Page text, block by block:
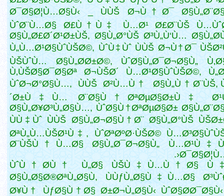
Ø¯Ø§Ø¦Ù…Ø§Ù‹ _ ÙÙŠ Ø¬Ù†Ø¯
ÙˆØ¨Ù…Ø§ Ø£Ù†Ù‡ Ù…Ø¹ Ø£Ø¨ÙŠ
Ø§Ù„Ø£Ø´Ø¹Ø±ÙŠ, Ø§Ù„Ø°ÙŠ Ø³Ù„Ù‘Ù…
Ù„Ù…Ø¹Ø§ÙˆÙŠØ©, ÙˆÙ‡Ùˆ ÙÙŠ Ø¬Ù†Ø¯
ÙŠÙˆÙ… Ø§Ù„Ø­Ø±Ø©, ÙˆØ§Ù„Ø¯Ø¬Ø§Ù„
Ù‚ÙŠØ§Ø¯Ø§Øª Ø¬ÙŠØ´ Ù…Ø¹Ø§ÙˆÙŠØ©,
ÙˆØ¬Ø°Ø§Ù…, ÙÙŠ Ø²Ù…Ù† Ø§Ù„Ù†Ø¨ÙŠ,
´Ø±Ù‡Ù… Ø¨Ø§Ù†ØªØµØ§Ø±Ù‡
Ø§Ù„Ø¥Ø³Ù„Ø§Ù…, ÙˆØ§Ù†ØªØµØ§Ø±
ÙÙ‡Ùˆ ÙÙŠ Ø§Ù„Ø¬Ø§Ù†Ø¨ Ø§Ù„Ø°ÙŠ
ØªÙ„Ù…ÙŠØ¹Ù‡, ÙˆØªØºØ·ÙŠØ©
Ø¨ÙŠÙ†Ù…Ø§ Ø§Ù„Ø¯Ø¬Ø§Ù„
ÙˆÙ†Ø­Ù† Ù„Ø§ ÙŠÙ‡Ù…Ù†Ø§
Ø§Ù„Ø§Ø®ØªÙ„Ø§Ù, ÙÙƒÙ„Ø§Ù‡Ù…Ø§
Ø¥Ù† ÙƒØ§Ù†Ø§ Ø±Ø¬Ù„Ø§Ù‹ ÙˆØ§Ø­Ø¯Ø§Ù‹